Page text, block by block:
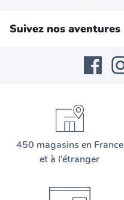
Suivez nos aventures
450 magasins en France
et à l’étranger